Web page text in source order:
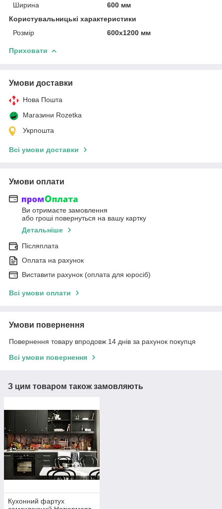
Ширина
600 мм
Користувальницькі характеристики
Розмір
600х1200 мм
Приховати
Умови доставки
Нова Пошта
Магазини Rozetka
Укрпошта
Всі умови доставки
Умови оплати
Ви отримаєте замовлення
або гроші повернуться на вашу картку
Детальніше
Післяплата
Оплата на рахунок
Виставити рахунок (оплата для юросіб)
Всі умови оплати
Умови повернення
Повернення товару впродовж 14 днів за рахунок покупця
Всі умови повернення
З цим товаром також замовляють
Кухонний фартух